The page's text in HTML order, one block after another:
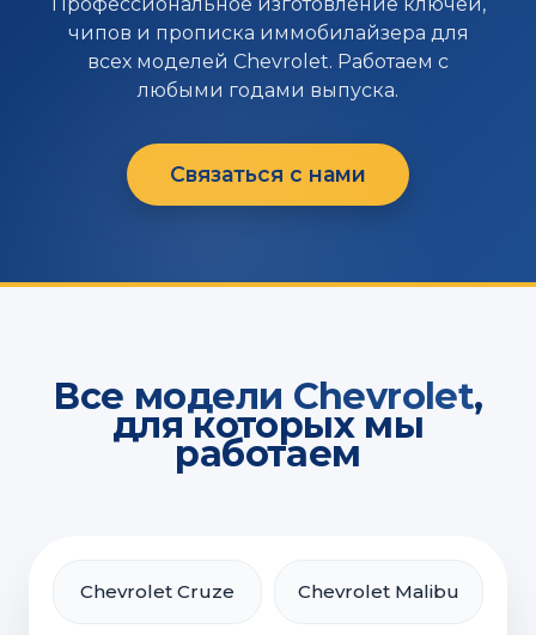
чипов и прописка иммобилайзера для
всех моделей Chevrolet. Работаем с
любыми годами выпуска.
Связаться с нами
Все модели Chevrolet,
для которых мы
работаем
Chevrolet Cruze Chevrolet Malibu